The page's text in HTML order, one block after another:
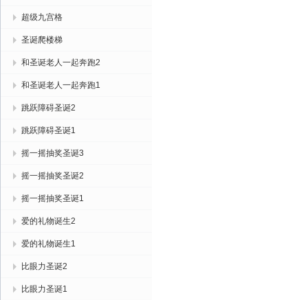
超级九宫格
圣诞爬楼梯
和圣诞老人一起奔跑2
和圣诞老人一起奔跑1
跳跃障碍圣诞2
跳跃障碍圣诞1
摇一摇抽奖圣诞3
摇一摇抽奖圣诞2
摇一摇抽奖圣诞1
爱的礼物诞生2
爱的礼物诞生1
比眼力圣诞2
比眼力圣诞1